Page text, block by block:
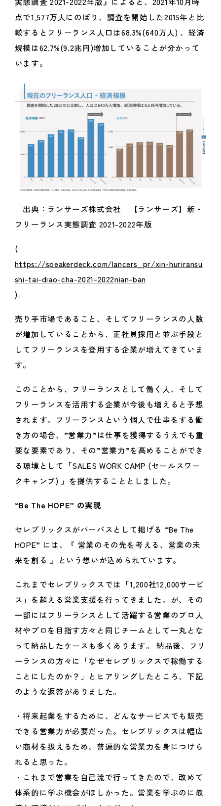
点で1,577万人にのぼり、調査を開始した2015年と比
較するとフリーランス人口は68.3%(640万人) 、経済
規模は62.7%(9.2兆円)増加していることが分かって
います。
「出典：ランサーズ株式会社 【ランサーズ】新・
フリーランス実態調査 2021-2022年版
(
https://speakerdeck.com/lancers_pr/xin-huriransu
shi-tai-diao-cha-2021-2022nian-ban
)」
売り手市場であること、そしてフリーランスの人数
が増加していることから、正社員採用と並ぶ手段と
してフリーランスを登用する企業が増えてきていま
す。
このことから、フリーランスとして働く人、そして
フリーランスを活用する企業が今後も増えると予想
されます。フリーランスという個人で仕事をする働
き方の場合、”営業力”は仕事を獲得するうえでも重
要な要素であり、その”営業力”を高めることができ
る環境として「SALES WORK CAMP (セールスワー
クキャンプ) 」を提供することとしました。
“Be The HOPE” の実現
セレブリックスがパーパスとして掲げる “Be The
HOPE” には、『 営業のその先を考える、営業の未
来を創る 』という想いが込められています。
これまでセレブリックスでは「1,200社12,000サービ
ス」を超える営業支援を行ってきました。が、その
一部にはフリーランスとして活躍する営業のプロ人
材やプロを目指す方々と同じチームとして一丸とな
って納品したケースも多くあります。 納品後、フリ
ーランスの方々に「なぜセレブリックスで稼働する
ことにしたのか？」とヒアリングしたところ、下記
のような返答がありました。
・将来起業をするために、どんなサービスでも販売
できる営業力が必要だった。セレブリックスは幅広
い商材を扱えるため、普遍的な営業力を身につけら
れると思った。
・これまで営業を自己流で行ってきたので、改めて
体系的に学ぶ機会がほしかった。営業を学ぶのに最